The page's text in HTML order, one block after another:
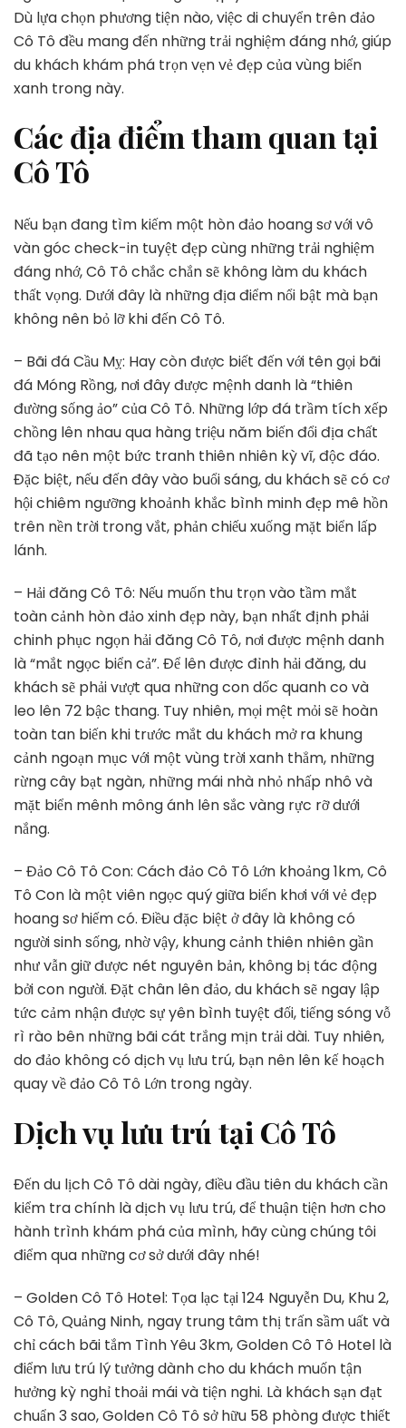
Dù lựa chọn phương tiện nào, việc di chuyển trên đảo
Cô Tô đều mang đến những trải nghiệm đáng nhớ, giúp
du khách khám phá trọn vẹn vẻ đẹp của vùng biển
xanh trong này.
Các địa điểm tham quan tại
Cô Tô
Nếu bạn đang tìm kiếm một hòn đảo hoang sơ với vô
vàn góc check-in tuyệt đẹp cùng những trải nghiệm
đáng nhớ, Cô Tô chắc chắn sẽ không làm du khách
thất vọng. Dưới đây là những địa điểm nổi bật mà bạn
không nên bỏ lỡ khi đến Cô Tô.
– Bãi đá Cầu Mỵ: Hay còn được biết đến với tên gọi bãi
đá Móng Rồng, nơi đây được mệnh danh là “thiên
đường sống ảo” của Cô Tô. Những lớp đá trầm tích xếp
chồng lên nhau qua hàng triệu năm biến đổi địa chất
đã tạo nên một bức tranh thiên nhiên kỳ vĩ, độc đáo.
Đặc biệt, nếu đến đây vào buổi sáng, du khách sẽ có cơ
hội chiêm ngưỡng khoảnh khắc bình minh đẹp mê hồn
trên nền trời trong vắt, phản chiếu xuống mặt biển lấp
lánh.
– Hải đăng Cô Tô: Nếu muốn thu trọn vào tầm mắt
toàn cảnh hòn đảo xinh đẹp này, bạn nhất định phải
chinh phục ngọn hải đăng Cô Tô, nơi được mệnh danh
là “mắt ngọc biển cả”. Để lên được đỉnh hải đăng, du
khách sẽ phải vượt qua những con dốc quanh co và
leo lên 72 bậc thang. Tuy nhiên, mọi mệt mỏi sẽ hoàn
toàn tan biến khi trước mắt du khách mở ra khung
cảnh ngoạn mục với một vùng trời xanh thẳm, những
rừng cây bạt ngàn, những mái nhà nhỏ nhấp nhô và
mặt biển mênh mông ánh lên sắc vàng rực rỡ dưới
nắng.
– Đảo Cô Tô Con: Cách đảo Cô Tô Lớn khoảng 1km, Cô
Tô Con là một viên ngọc quý giữa biển khơi với vẻ đẹp
hoang sơ hiếm có. Điều đặc biệt ở đây là không có
người sinh sống, nhờ vậy, khung cảnh thiên nhiên gần
như vẫn giữ được nét nguyên bản, không bị tác động
bởi con người. Đặt chân lên đảo, du khách sẽ ngay lập
tức cảm nhận được sự yên bình tuyệt đối, tiếng sóng vỗ
rì rào bên những bãi cát trắng mịn trải dài. Tuy nhiên,
do đảo không có dịch vụ lưu trú, bạn nên lên kế hoạch
quay về đảo Cô Tô Lớn trong ngày.
Dịch vụ lưu trú tại Cô Tô
Đến du lịch Cô Tô dài ngày, điều đầu tiên du khách cần
kiểm tra chính là dịch vụ lưu trú, để thuận tiện hơn cho
hành trình khám phá của mình, hãy cùng chúng tôi
điểm qua những cơ sở dưới đây nhé!
– Golden Cô Tô Hotel: Tọa lạc tại 124 Nguyễn Du, Khu 2,
Cô Tô, Quảng Ninh, ngay trung tâm thị trấn sầm uất và
chỉ cách bãi tắm Tình Yêu 3km, Golden Cô Tô Hotel là
điểm lưu trú lý tưởng dành cho du khách muốn tận
hưởng kỳ nghỉ thoải mái và tiện nghi. Là khách sạn đạt
chuẩn 3 sao, Golden Cô Tô sở hữu 58 phòng được thiết